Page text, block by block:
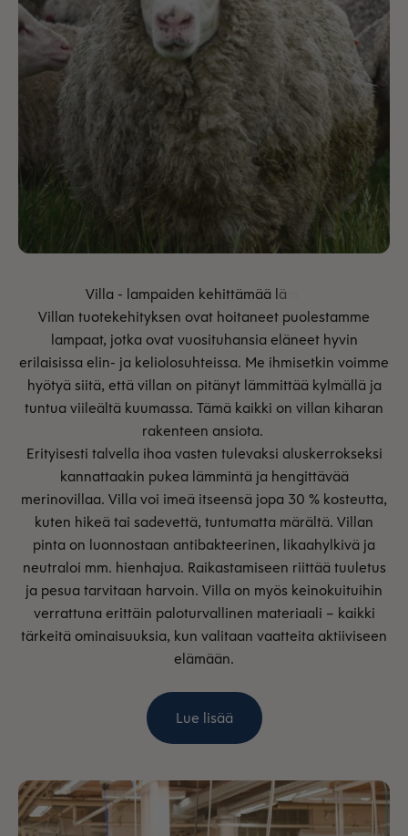
Villan tuotekehityksen ovat hoitaneet puolestamme
lampaat, jotka ovat vuosituhansia eläneet hyvin
erilaisissa elin- ja keliolosuhteissa. Me ihmisetkin voimme
hyötyä siitä, että villan on pitänyt lämmittää kylmällä ja
tuntua viileältä kuumassa. Tämä kaikki on villan kiharan
rakenteen ansiota.
Erityisesti talvella ihoa vasten tulevaksi aluskerrokseksi
kannattaakin pukea lämmintä ja hengittävää
merinovillaa. Villa voi imeä itseensä jopa 30 % kosteutta,
kuten hikeä tai sadevettä, tuntumatta märältä. Villan
pinta on luonnostaan antibakteerinen, likaahylkivä ja
neutraloi mm. hienhajua. Raikastamiseen riittää tuuletus
ja pesua tarvitaan harvoin. Villa on myös keinokuituihin
verrattuna erittäin paloturvallinen materiaali – kaikki
tärkeitä ominaisuuksia, kun valitaan vaatteita aktiiviseen
elämään.
Lue lisää